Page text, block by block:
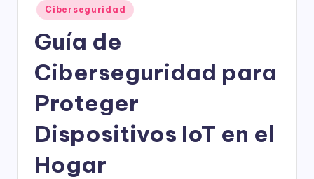
Publicado
en
Ciberseguridad
Guía de
Ciberseguridad para
Proteger
Dispositivos IoT en el
Hogar